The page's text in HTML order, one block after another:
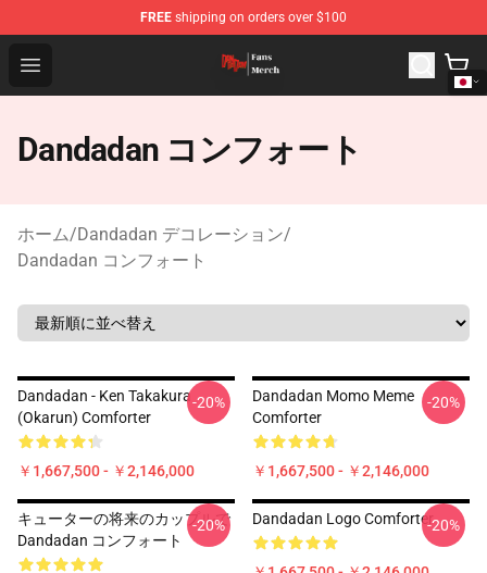
FREE shipping on orders over $100
Open menu
Dandadan Shop - Official Dandadan Merchandise Store
Dandadan コンフォート
ホーム/Dandadan デコレーション/
Dandadan コンフォート
Dandadan - Ken Takakura
(Okarun) Comforter
￥1,667,500 - ￥2,146,000
-20%
Dandadan Momo Meme
Comforter
￥1,667,500 - ￥2,146,000
-20%
キューターの将来のカップルで
Dandadan コンフォート
-20% Dandadan Logo Comforter-20%